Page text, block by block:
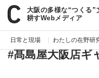
大阪の多様な“つくる”
耕すWebメディア
日常と現場 わたしの在野研
paperC タグ
#髙島屋大阪店ギ